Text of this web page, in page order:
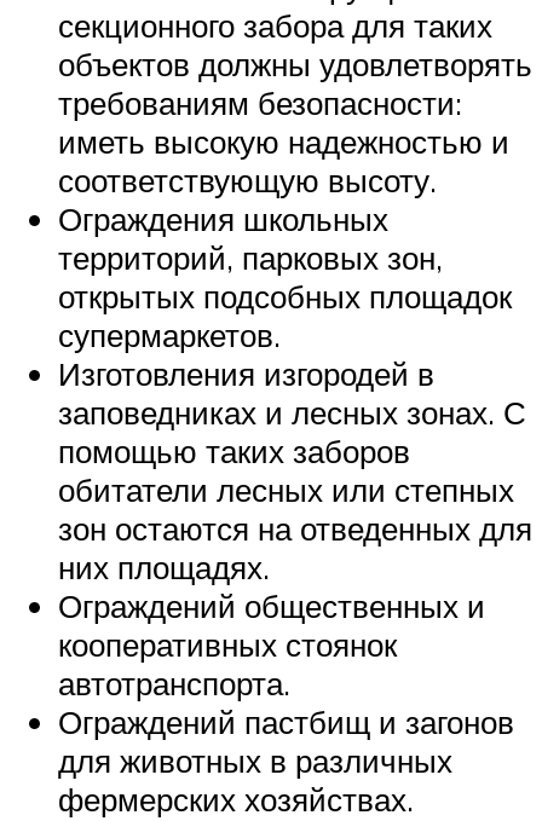
секционного забора для таких
объектов должны удовлетворять
требованиям безопасности:
иметь высокую надежностью и
соответствующую высоту.
Ограждения школьных
территорий, парковых зон,
открытых подсобных площадок
супермаркетов.
Изготовления изгородей в
заповедниках и лесных зонах. С
помощью таких заборов
обитатели лесных или степных
зон остаются на отведенных для
них площадях.
Ограждений общественных и
кооперативных стоянок
автотранспорта.
Ограждений пастбищ и загонов
для животных в различных
фермерских хозяйствах.